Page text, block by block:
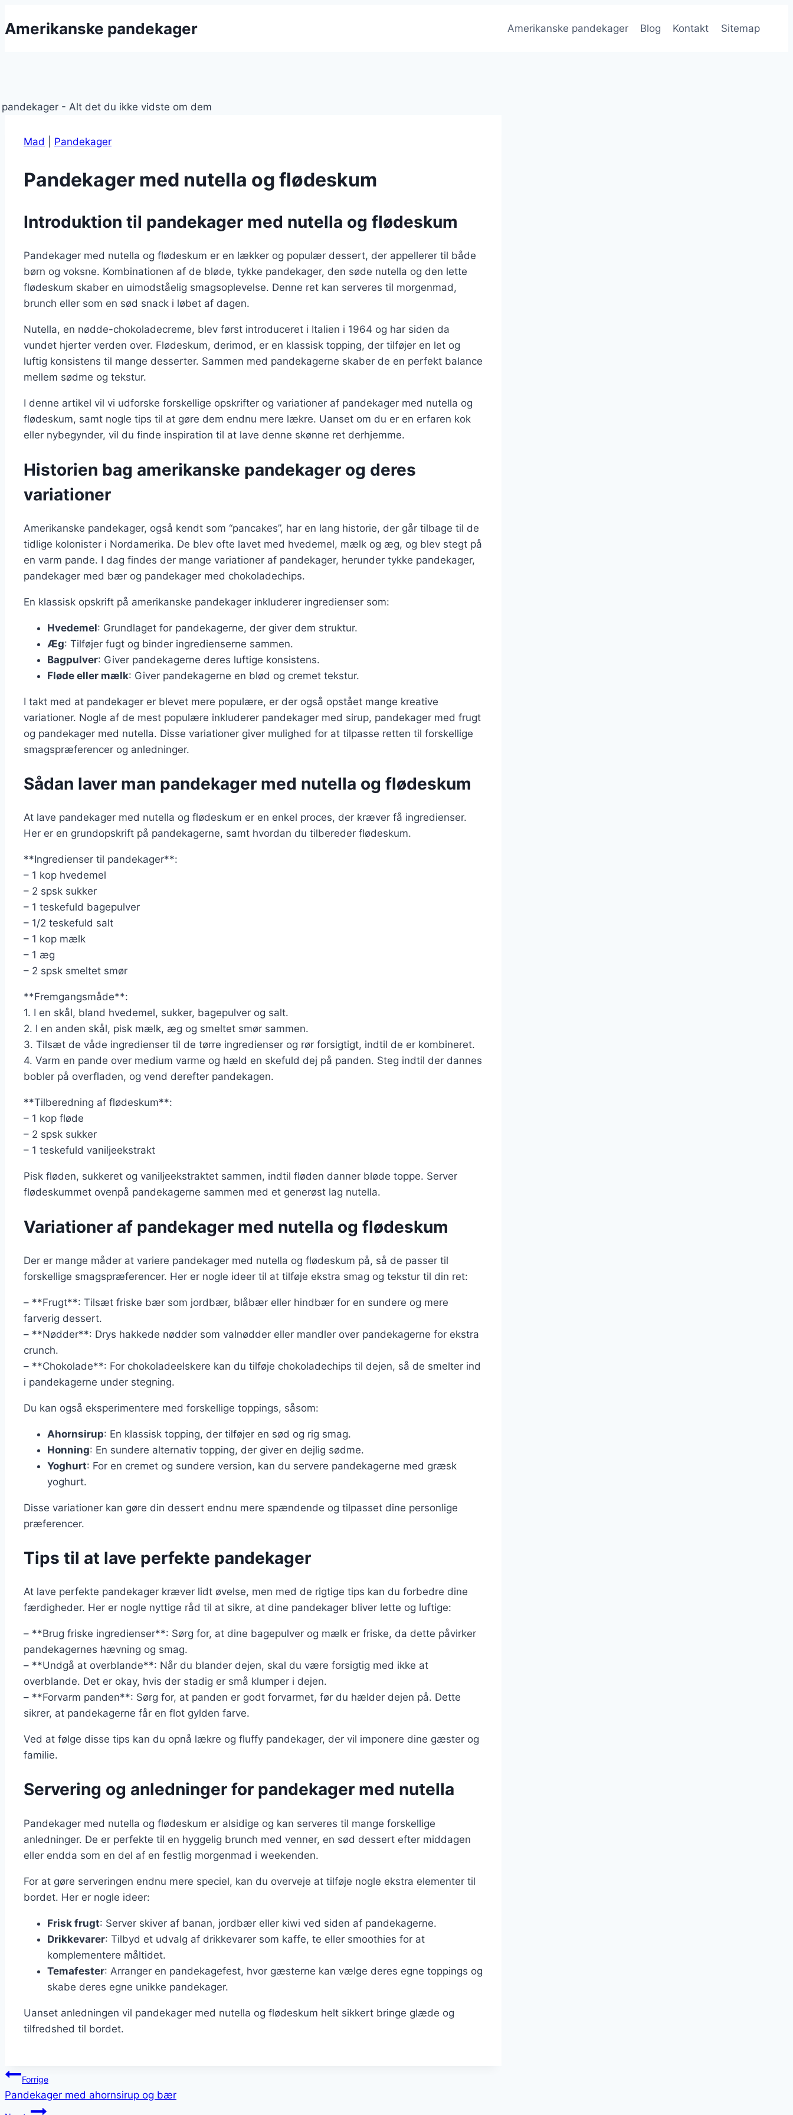
til
Amerikanske pandekager Amerikanske pandekager Blog Kontakt Sitemap
Mad Pandekager
Pandekager med nutella og flødeskum
Introduktion til pandekager med nutella og flødeskum
Pandekager med nutella og flødeskum er en lækker og populær dessert, der appellerer til både
børn og voksne. Kombinationen af de bløde, tykke pandekager, den søde nutella og den lette
flødeskum skaber en uimodståelig smagsoplevelse. Denne ret kan serveres til morgenmad,
brunch eller som en sød snack i løbet af dagen.
Nutella, en nødde-chokoladecreme, blev først introduceret i Italien i 1964 og har siden da
vundet hjerter verden over. Flødeskum, derimod, er en klassisk topping, der tilføjer en let og
luftig konsistens til mange desserter. Sammen med pandekagerne skaber de en perfekt balance
mellem sødme og tekstur.
I denne artikel vil vi udforske forskellige opskrifter og variationer af pandekager med nutella og
flødeskum, samt nogle tips til at gøre dem endnu mere lækre. Uanset om du er en erfaren kok
eller nybegynder, vil du finde inspiration til at lave denne skønne ret derhjemme.
Historien bag amerikanske pandekager og deres
variationer
Amerikanske pandekager, også kendt som “pancakes”, har en lang historie, der går tilbage til de
tidlige kolonister i Nordamerika. De blev ofte lavet med hvedemel, mælk og æg, og blev stegt på
en varm pande. I dag findes der mange variationer af pandekager, herunder tykke pandekager,
pandekager med bær og pandekager med chokoladechips.
En klassisk opskrift på amerikanske pandekager inkluderer ingredienser som:
Hvedemel: Grundlaget for pandekagerne, der giver dem struktur.
Æg: Tilføjer fugt og binder ingredienserne sammen.
Bagpulver: Giver pandekagerne deres luftige konsistens.
Fløde eller mælk: Giver pandekagerne en blød og cremet tekstur.
I takt med at pandekager er blevet mere populære, er der også opstået mange kreative
variationer. Nogle af de mest populære inkluderer pandekager med sirup, pandekager med frugt
og pandekager med nutella. Disse variationer giver mulighed for at tilpasse retten til forskellige
smagspræferencer og anledninger.
Sådan laver man pandekager med nutella og flødeskum
At lave pandekager med nutella og flødeskum er en enkel proces, der kræver få ingredienser.
Her er en grundopskrift på pandekagerne, samt hvordan du tilbereder flødeskum.
**Ingredienser til pandekager**:
– 1 kop hvedemel
– 2 spsk sukker
– 1 teskefuld bagepulver
– 1/2 teskefuld salt
– 1 kop mælk
– 1 æg
– 2 spsk smeltet smør
**Fremgangsmåde**:
1. I en skål, bland hvedemel, sukker, bagepulver og salt.
2. I en anden skål, pisk mælk, æg og smeltet smør sammen.
3. Tilsæt de våde ingredienser til de tørre ingredienser og rør forsigtigt, indtil de er kombineret.
4. Varm en pande over medium varme og hæld en skefuld dej på panden. Steg indtil der dannes
bobler på overfladen, og vend derefter pandekagen.
**Tilberedning af flødeskum**:
– 1 kop fløde
– 2 spsk sukker
– 1 teskefuld vaniljeekstrakt
Pisk fløden, sukkeret og vaniljeekstraktet sammen, indtil fløden danner bløde toppe. Server
flødeskummet ovenpå pandekagerne sammen med et generøst lag nutella.
Variationer af pandekager med nutella og flødeskum
Der er mange måder at variere pandekager med nutella og flødeskum på, så de passer til
forskellige smagspræferencer. Her er nogle ideer til at tilføje ekstra smag og tekstur til din ret:
– **Frugt**: Tilsæt friske bær som jordbær, blåbær eller hindbær for en sundere og mere
farverig dessert.
– **Nødder**: Drys hakkede nødder som valnødder eller mandler over pandekagerne for ekstra
crunch.
– **Chokolade**: For chokoladeelskere kan du tilføje chokoladechips til dejen, så de smelter ind
i pandekagerne under stegning.
Du kan også eksperimentere med forskellige toppings, såsom:
Ahornsirup: En klassisk topping, der tilføjer en sød og rig smag.
Honning: En sundere alternativ topping, der giver en dejlig sødme.
Yoghurt: For en cremet og sundere version, kan du servere pandekagerne med græsk
yoghurt.
Disse variationer kan gøre din dessert endnu mere spændende og tilpasset dine personlige
præferencer.
Tips til at lave perfekte pandekager
At lave perfekte pandekager kræver lidt øvelse, men med de rigtige tips kan du forbedre dine
færdigheder. Her er nogle nyttige råd til at sikre, at dine pandekager bliver lette og luftige:
– **Brug friske ingredienser**: Sørg for, at dine bagepulver og mælk er friske, da dette påvirker
pandekagernes hævning og smag.
– **Undgå at overblande**: Når du blander dejen, skal du være forsigtig med ikke at
overblande. Det er okay, hvis der stadig er små klumper i dejen.
– **Forvarm panden**: Sørg for, at panden er godt forvarmet, før du hælder dejen på. Dette
sikrer, at pandekagerne får en flot gylden farve.
Ved at følge disse tips kan du opnå lækre og fluffy pandekager, der vil imponere dine gæster og
familie.
Servering og anledninger for pandekager med nutella
Pandekager med nutella og flødeskum er alsidige og kan serveres til mange forskellige
anledninger. De er perfekte til en hyggelig brunch med venner, en sød dessert efter middagen
eller endda som en del af en festlig morgenmad i weekenden.
For at gøre serveringen endnu mere speciel, kan du overveje at tilføje nogle ekstra elementer til
bordet. Her er nogle ideer:
Frisk frugt: Server skiver af banan, jordbær eller kiwi ved siden af pandekagerne.
Drikkevarer: Tilbyd et udvalg af drikkevarer som kaffe, te eller smoothies for at
komplementere måltidet.
Temafester: Arranger en pandekagefest, hvor gæsterne kan vælge deres egne toppings og
skabe deres egne unikke pandekager.
Uanset anledningen vil pandekager med nutella og flødeskum helt sikkert bringe glæde og
tilfredshed til bordet.
Indlægsnavigation
Forrige
Pandekager med ahornsirup og bær